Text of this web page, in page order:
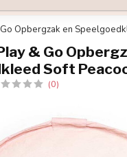
Opbergzak en
& Go
Soft
(0)